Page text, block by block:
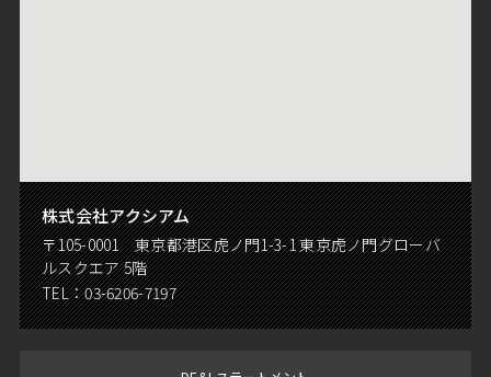
株式会社アクシアム
〒105-0001 東京都港区虎ノ門1-3-1 東京虎ノ門グローバ
ルスクエア 5階
TEL：03-6206-7197